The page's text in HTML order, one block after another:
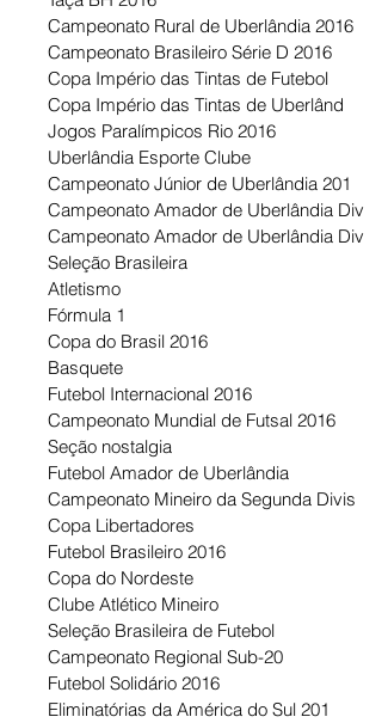
Campeonato Rural de Uberlândia 2016
Campeonato Brasileiro Série D 2016
Copa Império das Tintas de Futebol
Copa Império das Tintas de Uberlând
Jogos Paralímpicos Rio 2016
Uberlândia Esporte Clube
Campeonato Júnior de Uberlândia 201
Campeonato Amador de Uberlândia Div
Campeonato Amador de Uberlândia Div
Seleção Brasileira
Atletismo
Fórmula 1
Copa do Brasil 2016
Basquete
Futebol Internacional 2016
Campeonato Mundial de Futsal 2016
Seção nostalgia
Futebol Amador de Uberlândia
Campeonato Mineiro da Segunda Divis
Copa Libertadores
Futebol Brasileiro 2016
Copa do Nordeste
Clube Atlético Mineiro
Seleção Brasileira de Futebol
Campeonato Regional Sub-20
Futebol Solidário 2016
Eliminatórias da América do Sul 201